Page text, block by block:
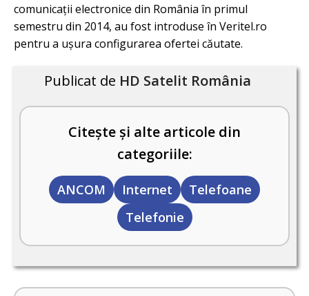
comunicaţii electronice din România în primul
semestru din 2014, au fost introduse în Veritel.ro
pentru a uşura configurarea ofertei căutate.
Publicat de HD Satelit România
Citește și alte articole din
categoriile:
ANCOM Internet
Telefoane
Telefonie